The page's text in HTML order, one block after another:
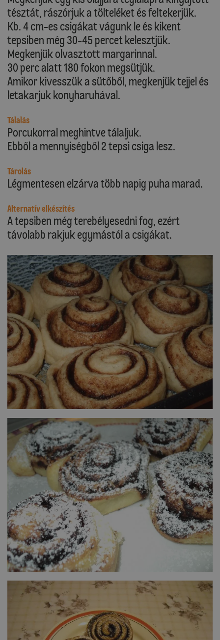
tésztát, rászórjuk a tölteléket és feltekerjük.
Kb. 4 cm-es csigákat vágunk le és kikent
tepsiben még 30-45 percet kelesztjük.
Megkenjük olvasztott margarinnal.
30 perc alatt 180 fokon megsütjük.
Amikor kivesszük a sütőből, megkenjük tejjel és
letakarjuk konyharuhával.
Tálalás
Porcukorral meghintve tálaljuk.
Ebből a mennyiségből 2 tepsi csiga lesz.
Tárolás
Légmentesen elzárva több napig puha marad.
Alternatív elkészítés
A tepsiben még terebélyesedni fog, ezért
távolabb rakjuk egymástól a csigákat.